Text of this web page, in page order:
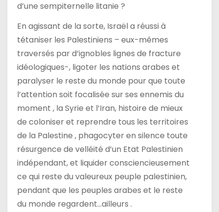
d’une sempiternelle litanie ?
En agissant de la sorte, Israël a réussi à
tétaniser les Palestiniens – eux-mêmes
traversés par d’ignobles lignes de fracture
idéologiques-, ligoter les nations arabes et
paralyser le reste du monde pour que toute
l’attention soit focalisée sur ses ennemis du
moment , la Syrie et l’Iran, histoire de mieux
de coloniser et reprendre tous les territoires
de la Palestine , phagocyter en silence toute
résurgence de velléité d’un Etat Palestinien
indépendant, et liquider consciencieusement
ce qui reste du valeureux peuple palestinien,
pendant que les peuples arabes et le reste
du monde regardent…ailleurs .